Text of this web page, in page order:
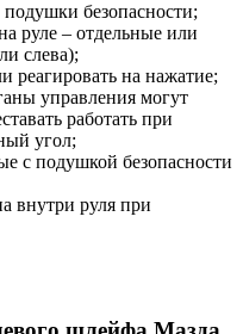
безопасности;
руле – отдельные или
слева);
реагировать на нажатие;
управления могут
работать при
угол;
с подушкой безопасности
внутри руля при